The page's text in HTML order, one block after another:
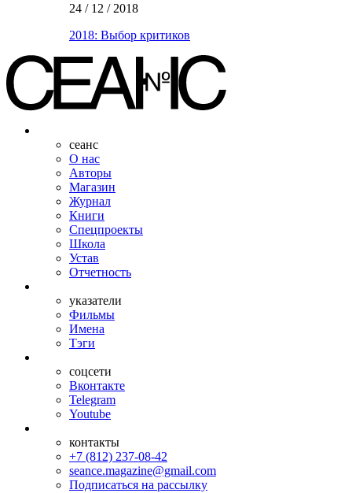
24 / 12 / 2018
2018: Выбор критиков
сеанс
О нас
Авторы
Магазин
Журнал
Книги
Спецпроекты
Школа
Устав
Отчетность
указатели
Фильмы
Имена
Тэги
соцсети
Вконтакте
Telegram
Youtube
контакты
+7 (812) 237-08-42
seance.magazine@gmail.com
Подписаться на рассылку